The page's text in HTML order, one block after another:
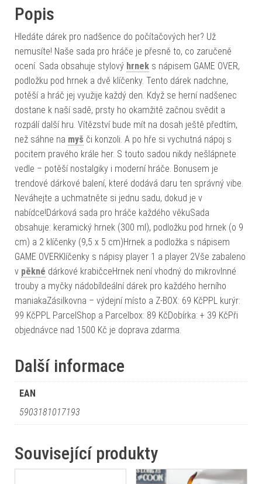
Popis
Hledáte dárek pro nadšence do počítačových her? Už
nemusíte! Naše sada pro hráče je přesně to, co zaručeně
ocení. Sada obsahuje stylový hrnek s nápisem GAME OVER,
podložku pod hrnek a dvě klíčenky. Tento dárek nadchne,
potěší a hráč jej využije každý den. Když se herní nadšenec
dostane k naší sadě, prsty ho okamžitě začnou svědit a
rozpálí další hru. Vítězství bude mít na dosah ještě předtím,
než sáhne na myš či konzoli. A po hře si vychutná nápoj s
pocitem pravého krále her. S touto sadou nikdy nešlápnete
vedle – potěší nostalgiky i moderní hráče. Bonusem je
trendové dárkové balení, které dodává daru ten správný vibe.
Neváhejte a uchmatněte si jednu sadu, dokud je v
nabídce!Dárková sada pro hráče každého věkuSada
obsahuje: keramický hrnek (300 ml), podložku pod hrnek (o 9
cm) a 2 klíčenky (9,5 x 5 cm)Hrnek a podložka s nápisem
GAME OVERKlíčenky s nápisy player 1 a player 2Vše zabaleno
v pěkné dárkové krabičceHrnek není vhodný do mikrovlnné
trouby a myčky nádobíIdeální dárek pro každého herního
maniakaZásilkovna – výdejní místo a Z-BOX: 69 KčPPL kurýr:
99 KčPPL ParcelShop a Parcelbox: 89 KčDobírka: + 39 KčPři
objednávce nad 1500 Kč je doprava zdarma.
Další informace
EAN
5903181017193
Související produkty